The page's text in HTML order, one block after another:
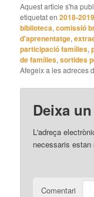
Aquest article s'ha
etiquetat en2018-2019
biblioteca,comissió
d'aprenentatge,
participació famílies,
de famílies,sortides
Afegeix a les adreces
Deixa
L'adreça
necessaris
Comentari